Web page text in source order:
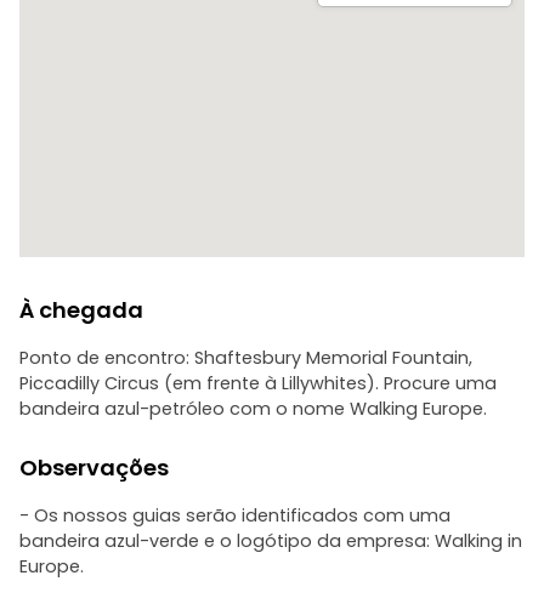
À chegada
Ponto de encontro: Shaftesbury Memorial Fountain,
Piccadilly Circus (em frente à Lillywhites). Procure uma
bandeira azul-petróleo com o nome Walking Europe.
Observações
- Os nossos guias serão identificados com uma
bandeira azul-verde e o logótipo da empresa: Walking in
Europe.